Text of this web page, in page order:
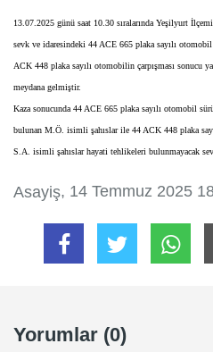
13.07.2025 günü saat 10.30 sıralarında Yeşilyurt
sevk ve idaresindeki 44 ACE 665 plaka sayılı
ACK 448 plaka sayılı otomobilin çarpışması sonucu
meydana gelmiştir.
Kaza sonucunda 44 ACE 665 plaka sayılı otomobil
bulunan M.Ö. isimli şahıslar ile 44 ACK 448 plaka
S.A. isimli şahıslar hayati tehlikeleri bulunmayacak
Asayiş, 14 Temmuz 2025
Yorumlar (0)